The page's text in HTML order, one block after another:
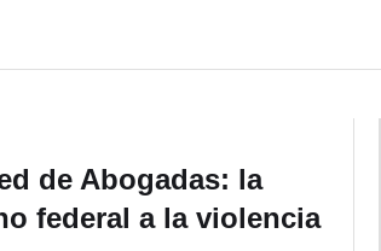
de Abogadas: la
federal a la violencia